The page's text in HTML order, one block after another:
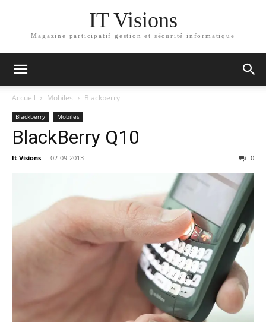
IT Visions
Magazine participatif gestion et sécurité informatique
Accueil Mobiles Blackberry
Blackberry Mobiles
BlackBerry Q10
It Visions - 02-09-2013 0